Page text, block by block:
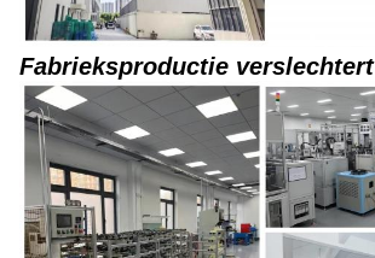
Fabrieksproductie verslechtert